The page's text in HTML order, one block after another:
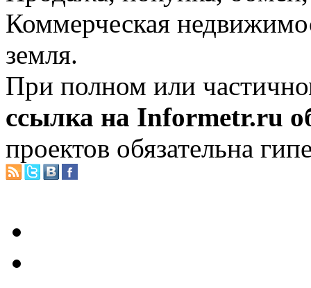
Коммерческая
земля.
При полном или
ссылка на Informetr.ru
проектов обязательна